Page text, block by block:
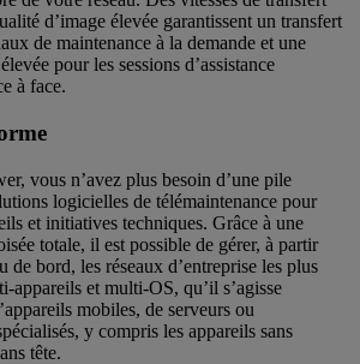
d’image élevée garantissent un transfert
de maintenance à la demande et une
pour les sessions d’assistance
à face.
vous n’avez plus besoin d’une pile
logicielles de télémaintenance pour
et initiatives techniques. Grâce à une
totale, il est possible de gérer, à partir
de bord, les réseaux d’entreprise les plus
appareils et multi-OS, qu’il s’agisse
mobiles, de serveurs ou
y compris les appareils sans
tête.